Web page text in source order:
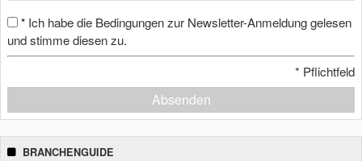
* Ich habe die Bedingungen zur Newsletter-Anmeldung gelesen
und stimme diesen zu.
* Pflichtfeld
Absenden
BRANCHENGUIDE